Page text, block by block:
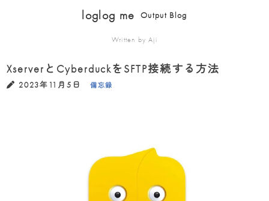
loglog me Output Blog
Written by Aji
XserverとCyberduckをSFTP接続する方法
2023年11月5日 備忘録